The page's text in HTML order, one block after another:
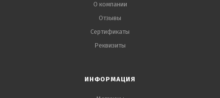
О компании
Отзывы
Сертификаты
Реквизиты
ИНФОРМАЦИЯ